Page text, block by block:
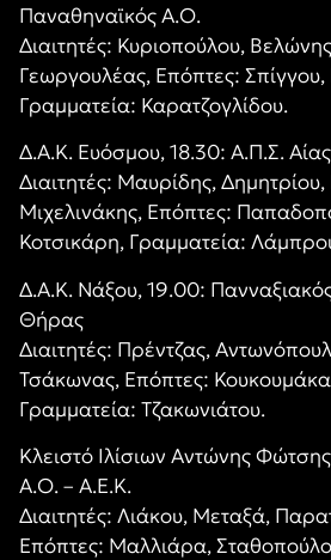
Παναθηναϊκός Α.Ο.
Διαιτητές: Κυριοπούλου,
Γεωργουλέας, Επόπτες:
Γραμματεία: Καρατζογλίδου.
Δ.Α.Κ. Ευόσμου, 18.30: Α.Π.Σ.
Διαιτητές: Μαυρίδης,
Μιχελινάκης, Επόπτες:
Κοτσικάρη, Γραμματεία:
Δ.Α.Κ. Νάξου, 19.00:
Θήρας
Διαιτητές: Πρέντζας,
Τσάκωνας, Επόπτες:
Γραμματεία: Τζακωνιάτου.
Κλειστό Ιλίσιων Αντώνης
Α.Ο. – Α.Ε.Κ.
Διαιτητές: Λιάκου, Μεταξά,
Επόπτες: Μαλλιάρα,